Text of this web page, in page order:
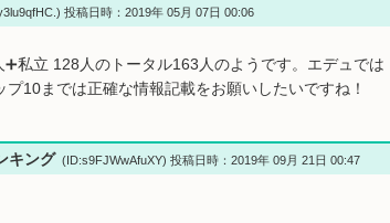
投稿日時：2019年 05月 07日 00:06
私立 128人のトータル163人のようです。エデュでは
10までは正確な情報記載をお願いしたいですね！
キング (ID:s9FJWwAfuXY) 投稿日時：2019年 09月 21日 00:47